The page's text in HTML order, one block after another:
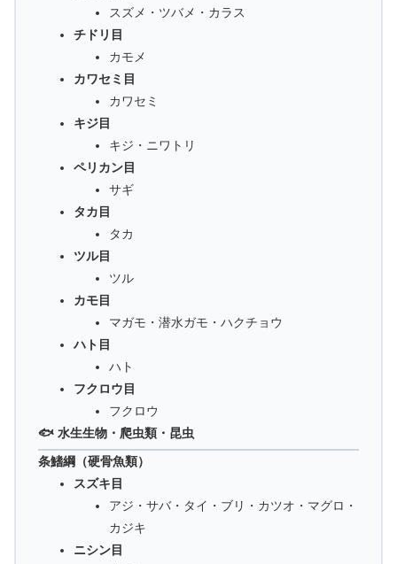
スズメ・ツバメ・カラス
チドリ目
カモメ
カワセミ目
カワセミ
キジ目
キジ・ニワトリ
ペリカン目
サギ
タカ目
タカ
ツル目
ツル
カモ目
マガモ・潜水ガモ・ハクチョウ
ハト目
ハト
フクロウ目
フクロウ
🐟 水生生物・爬虫類・昆虫
条鰭綱（硬骨魚類）
スズキ目
アジ・サバ・タイ・ブリ・カツオ・マグロ・
カジキ
ニシン目